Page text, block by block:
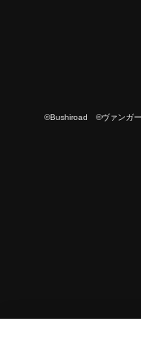
©Bushiroad ©ヴァンガ